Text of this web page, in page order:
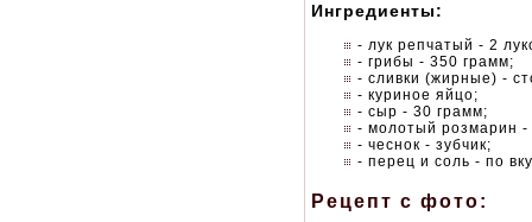
Ингредиенты:
- лук репчатый - 2
- грибы - 350 грамм;
- сливки (жирные) -
- куриное яйцо;
- сыр - 30 грамм;
- молотый розмарин -
- чеснок - зубчик;
- перец и соль - по
Рецепт с фото: